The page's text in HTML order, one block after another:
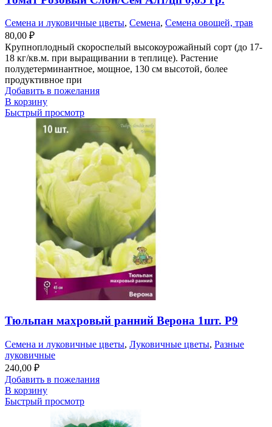
Семена и луковичные цветы, Семена, Семена овощей, трав
80,00 ₽
Крупноплодный скороспелый высокоурожайный сорт (до 17-
18 кг/кв.м. при выращивании в теплице). Растение
полудетерминантное, мощное, 130 см высотой, более
продуктивное при
Добавить в пожелания
В корзину
Быстрый просмотр
Тюльпан махровый ранний Верона 1шт. Р9
Семена и луковичные цветы, Луковичные цветы, Разные
луковичные
240,00 ₽
Добавить в пожелания
В корзину
Быстрый просмотр